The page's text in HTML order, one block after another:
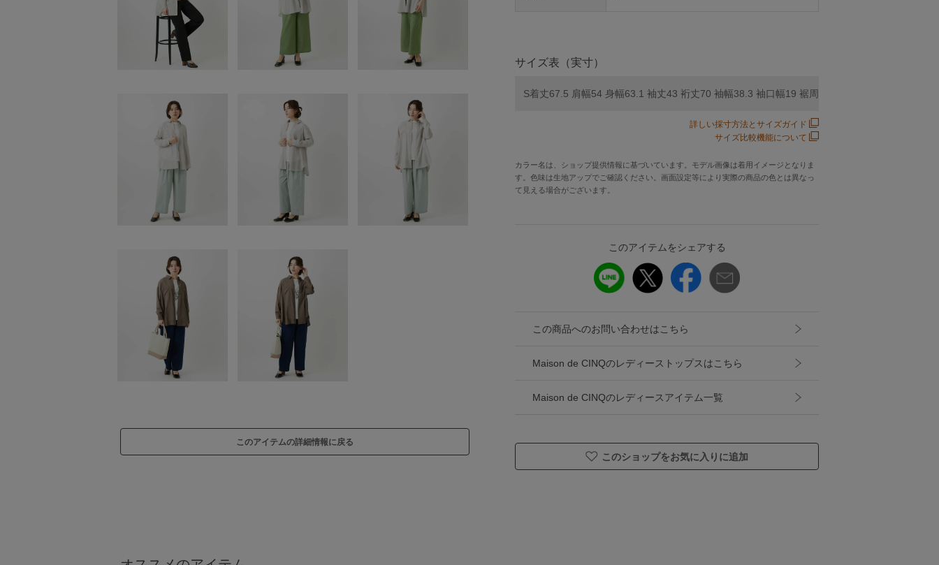
このアイテムの詳細情報に戻る
サイズ表（実寸）
S着丈67.5 肩幅54 身幅63.1 袖丈43 裄丈70 袖幅38.3 袖口幅19 裾周り139.4
詳しい採寸方法とサイズガイド
サイズ比較機能について
カラー名は、ショップ提供情報に基づいています。モデル画像は着用イメージとなりま
す。色味は生地アップでご確認ください。画面設定等により実際の商品の色とは異なっ
て見える場合がございます。
このアイテムをシェアする
この商品へのお問い合わせはこちら
Maison de CINQのレディーストップスはこちら
Maison de CINQのレディースアイテム一覧
このショップをお気に入りに追加